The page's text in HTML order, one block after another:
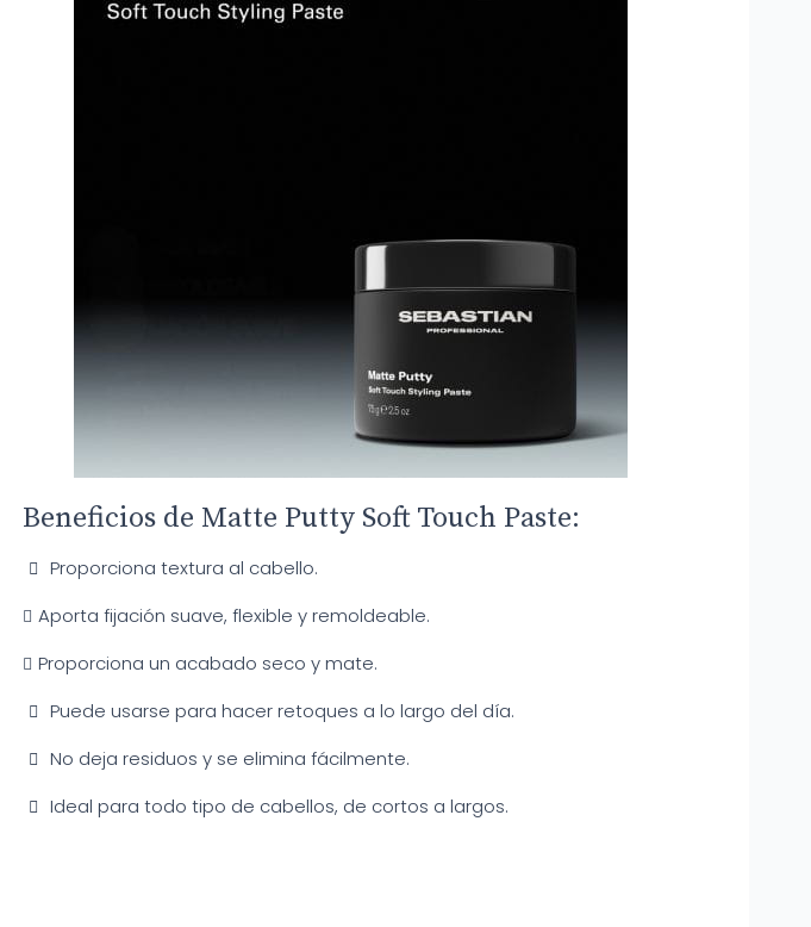
Beneficios de Matte Putty Soft Touch Paste:
Proporciona textura al cabello.
Aporta fijación suave, flexible y remoldeable.
Proporciona un acabado seco y mate.
Puede usarse para hacer retoques a lo largo del día.
No deja residuos y se elimina fácilmente.
Ideal para todo tipo de cabellos, de cortos a largos.